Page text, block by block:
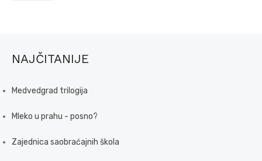
NAJČITANIJE
Medvedgrad trilogija
Mleko u prahu - posno?
Zajednica saobraćajnih škola